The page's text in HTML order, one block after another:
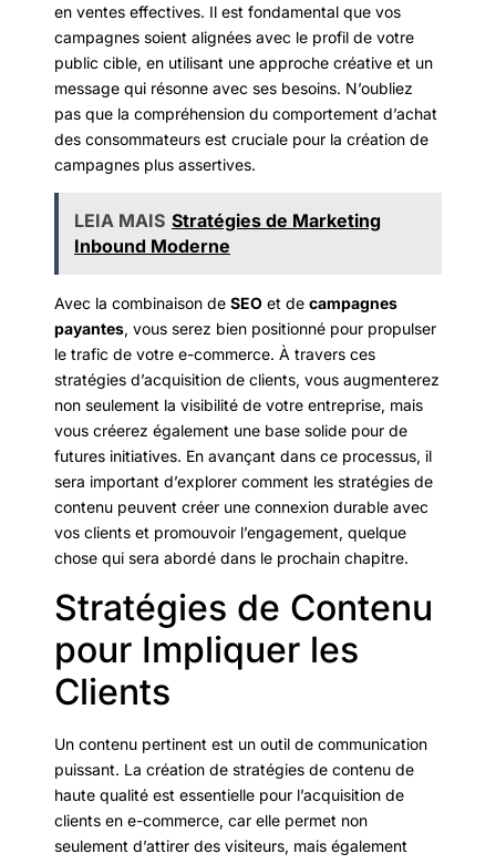
en ventes effectives. Il est fondamental que vos
campagnes soient alignées avec le profil de votre
public cible, en utilisant une approche créative et un
message qui résonne avec ses besoins. N’oubliez
pas que la compréhension du comportement d’achat
des consommateurs est cruciale pour la création de
campagnes plus assertives.
LEIA MAIS Stratégies de Marketing
Inbound Moderne
Avec la combinaison de SEO et de campagnes
payantes, vous serez bien positionné pour propulser
le trafic de votre e-commerce. À travers ces
stratégies d’acquisition de clients, vous augmenterez
non seulement la visibilité de votre entreprise, mais
vous créerez également une base solide pour de
futures initiatives. En avançant dans ce processus, il
sera important d’explorer comment les stratégies de
contenu peuvent créer une connexion durable avec
vos clients et promouvoir l’engagement, quelque
chose qui sera abordé dans le prochain chapitre.
Stratégies de Contenu
pour Impliquer les
Clients
Un contenu pertinent est un outil de communication
puissant. La création de stratégies de contenu de
haute qualité est essentielle pour l’acquisition de
clients en e-commerce, car elle permet non
seulement d’attirer des visiteurs, mais également